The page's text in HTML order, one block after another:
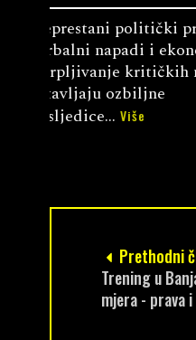
11 JUNA, 2026
Izdavač i prvi
York Timesa A.G.
upozorava da
razvijaju vještačku
Prethodni
Trening u
mjera - prava